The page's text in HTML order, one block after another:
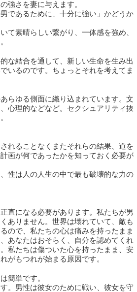
強さを妻に与えます。
であるために、十分に強い」かどうか
て素晴らしい繋がり、一体感を強め、
な結合を通して、新しい生命を生み出
いるのです。ちょっとそれを考えてま
らゆる側面に織り込まれています。文
心理的などなど。セクシュアリティ抜
れることなくまたそれらの結果、道を
画が何であったかを知っておく必要が
性は人の人生の中で最も破壊的な力の
直になる必要があります。私たちが男
ありません。世界は壊れていて、敵も
ので、私たちの心は痛みを持ったまま
あなたはおそらく、自分を認めてくれ
私たちは傷ついた心を持ったまま、安
がもつれが始まる原因です。
簡単です。
。男性は彼女のために戦い、彼女を守